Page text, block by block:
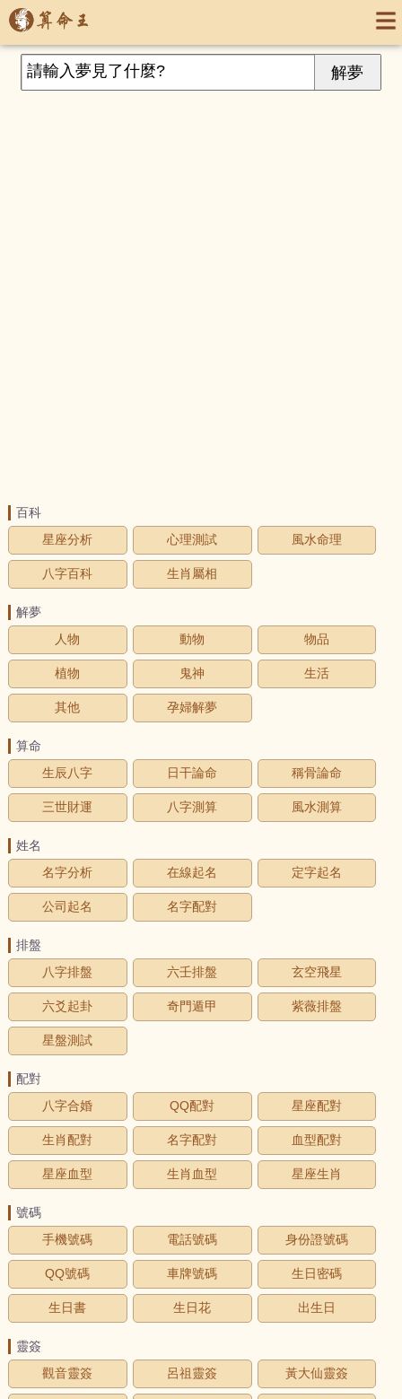
百科
星座分析
心理測試 風水命理
八字百科 生肖屬相
解夢
人物
動物 物品
植物 鬼神 生活
其他 孕婦解夢
算命
生辰八字
日干論命 稱骨論命
三世財運 八字測算 風水測算
姓名
名字分析
在線起名 定字起名
公司起名 名字配對
排盤
八字排盤
六壬排盤 玄空飛星
六爻起卦 奇門遁甲 紫薇排盤
星盤測試
配對
八字合婚
QQ配對 星座配對
生肖配對 名字配對 血型配對
星座血型 生肖血型 星座生肖
號碼
手機號碼
電話號碼 身份證號碼
QQ號碼 車牌號碼 生日密碼
生日書 生日花 出生日
靈簽
觀音靈簽
呂祖靈簽 黃大仙靈簽